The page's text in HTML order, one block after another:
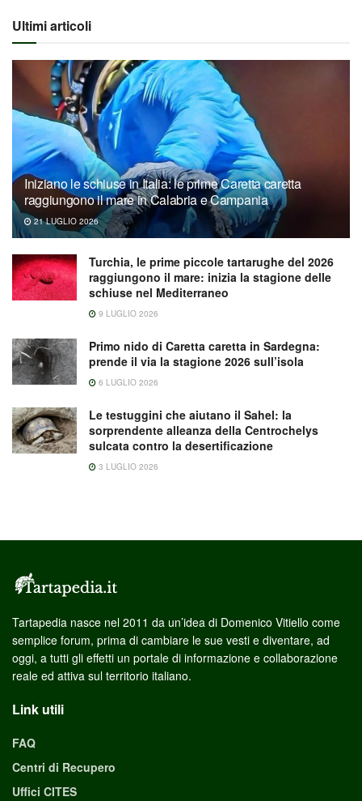
Ultimi articoli
Iniziano le schiuse in Italia: le prime Caretta caretta
raggiungono il mare in Calabria e Campania
21 LUGLIO 2026
Turchia, le prime piccole tartarughe del 2026
raggiungono il mare: inizia la stagione delle
schiuse nel Mediterraneo
9 LUGLIO 2026
Primo nido di Caretta caretta in Sardegna:
prende il via la stagione 2026 sull’isola
6 LUGLIO 2026
Le testuggini che aiutano il Sahel: la
sorprendente alleanza della Centrochelys
sulcata contro la desertificazione
3 LUGLIO 2026
Tartapedia nasce nel 2011 da un’idea di Domenico Vitiello come
semplice forum, prima di cambiare le sue vesti e diventare, ad
oggi, a tutti gli effetti un portale di informazione e collaborazione
reale ed attiva sul territorio italiano.
Link utili
FAQ
Centri di Recupero
Uffici CITES